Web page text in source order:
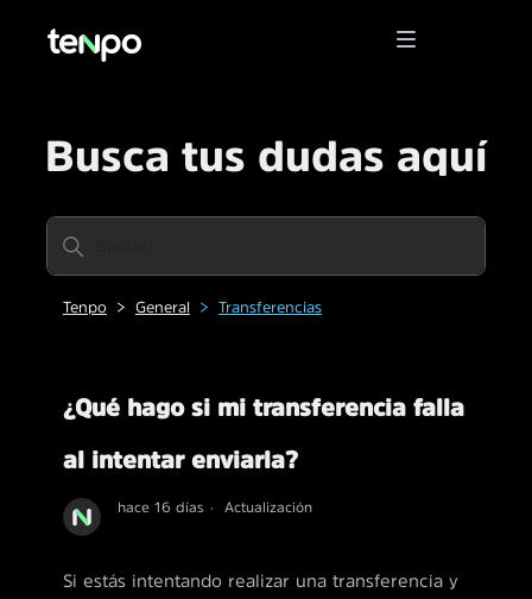
Busca tus dudas aquí
Tenpo General Transferencias
¿Qué hago si mi transferencia falla
al intentar enviarla?
hace 16 días Actualización
Si estás intentando realizar una transferencia y